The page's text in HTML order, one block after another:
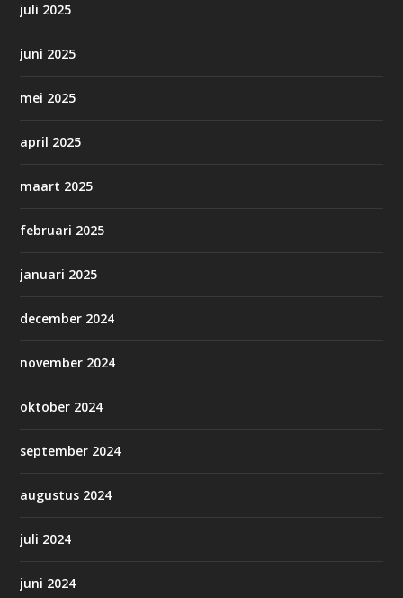
juli 2025
juni 2025
mei 2025
april 2025
maart 2025
februari 2025
januari 2025
december 2024
november 2024
oktober 2024
september 2024
augustus 2024
juli 2024
juni 2024